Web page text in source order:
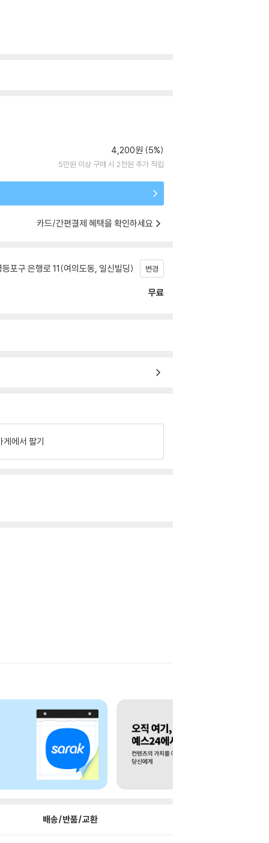
4,200원 (5%)
5만원 이상 구매 시 2천원 추가 적립
카드/간편결제 혜택을 확인하세요
포구 은행로 11(여의도동, 일신빌딩) 변경
무료
게에서 팔기
배송/반품/교환